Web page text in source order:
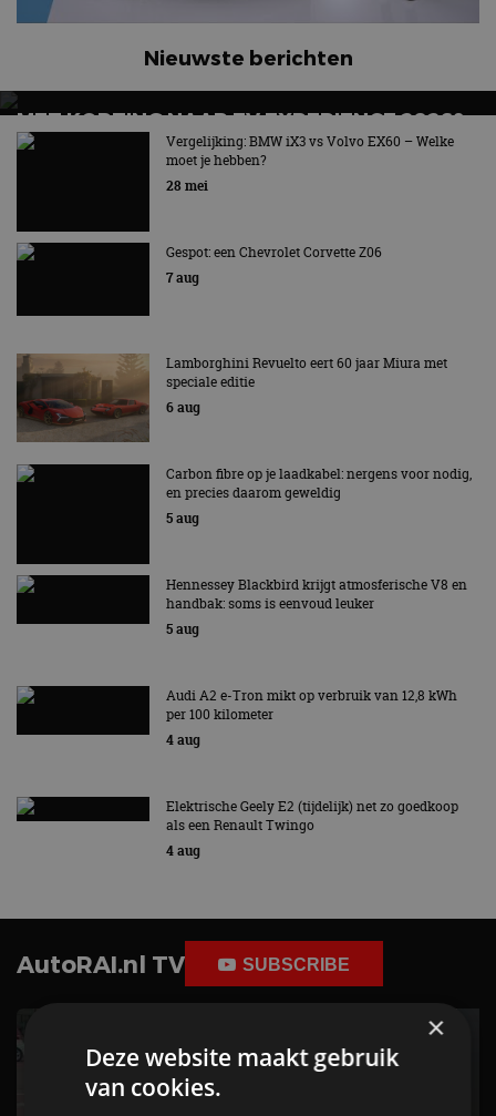
Nieuwste berichten
MET KORTING NAAR EV EXPERIENCE 2026?
AUTORAI REGELT HET!
EV Experience 2026 van 24 tot 26 september
Vergelijking: BMW iX3 vs Volvo EX60 – Welke
moet je hebben?
28 mei
Gespot: een Chevrolet Corvette Z06
7 aug
Lamborghini Revuelto eert 60 jaar Miura met
speciale editie
6 aug
Carbon fibre op je laadkabel: nergens voor nodig,
en precies daarom geweldig
5 aug
Hennessey Blackbird krijgt atmosferische V8 en
handbak: soms is eenvoud leuker
5 aug
Audi A2 e-Tron mikt op verbruik van 12,8 kWh
per 100 kilometer
4 aug
Elektrische Geely E2 (tijdelijk) net zo goedkoop
als een Renault Twingo
4 aug
AutoRAI.nl TV SUBSCRIBE
×
Deze website maakt gebruik
van cookies.